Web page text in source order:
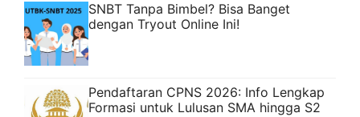
SNBT Tanpa Bimbel? Bisa Banget
dengan Tryout Online Ini!
Pendaftaran CPNS 2026: Info Lengkap
Formasi untuk Lulusan SMA hingga S2